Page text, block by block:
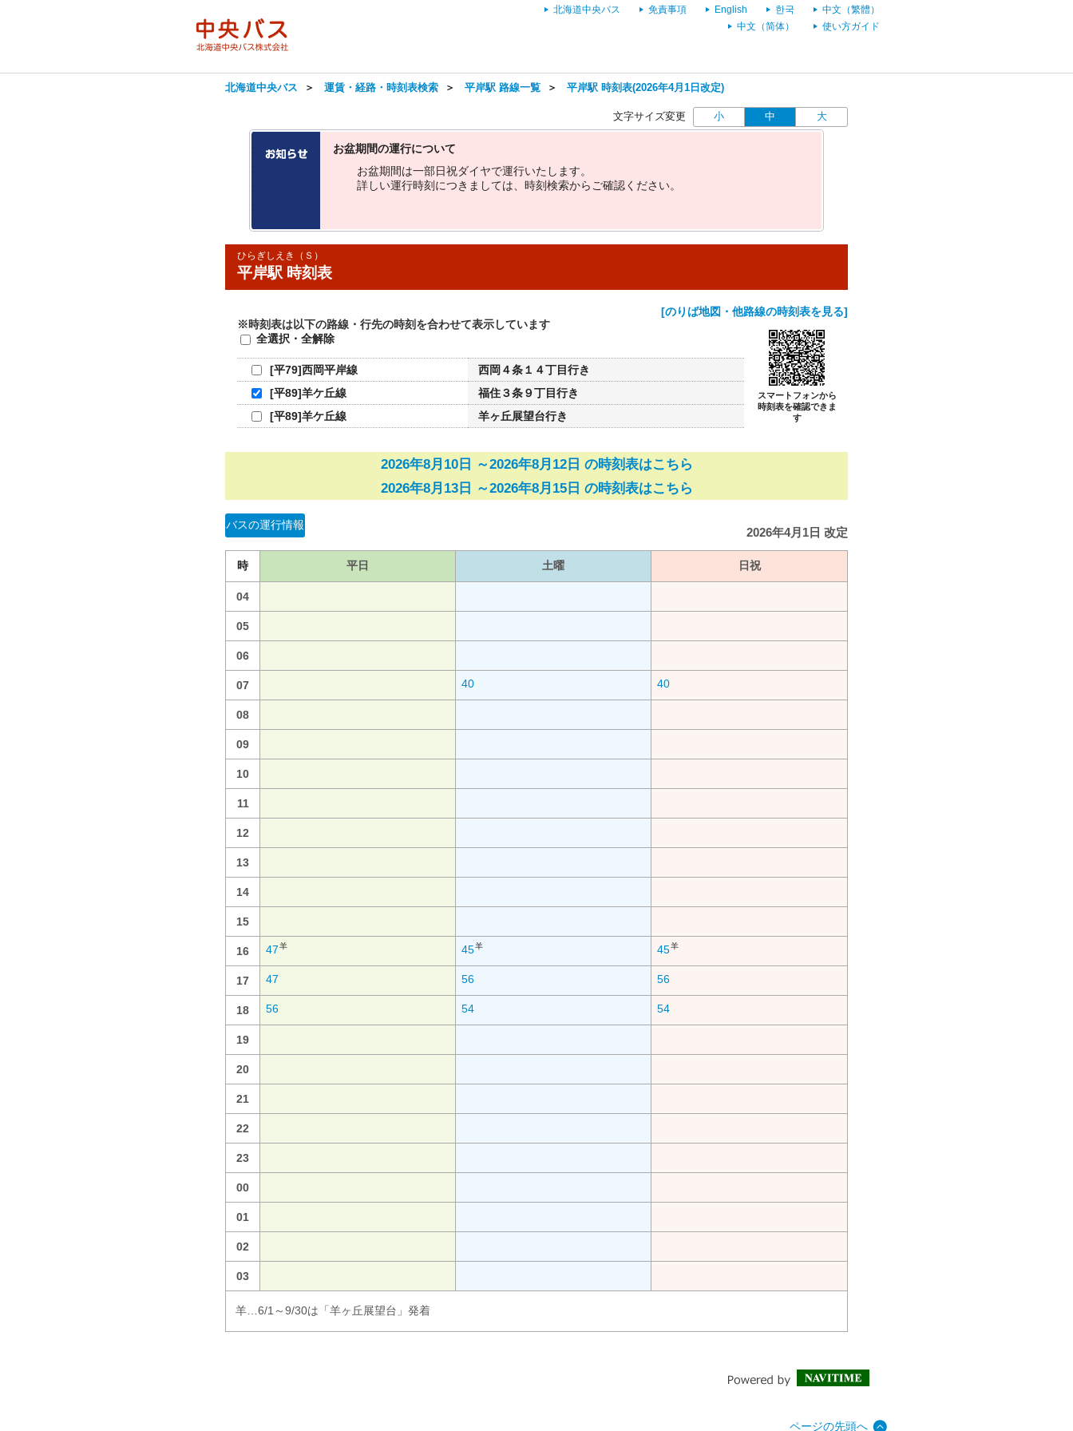
北海道中央バス 免責事項 English 한국
中文（繁體）
中文（简体）
使い方ガイド
北海道中央バス ＞ 運賃・経路・時刻表検索 ＞ 平岸駅 路線一覧 ＞ 平岸駅 時刻表(2026年4月1日改定)
文字サイズ変更 小 中 大
お盆期間の運行について
お盆期間は一部日祝ダイヤで運行いた し ます。
詳しい運行時刻 につき ま しては 時刻検索から ご確認く ださ い。
ひらぎしえき（Ｓ）
平岸駅 時刻表
[のりば地図・他路線の時刻表を見る]
※時刻表は以下の路線・行先の時刻を合わせて表示しています
全選択・全解除
[平79]西岡平岸線
西岡４条１４丁目行き
[平89]羊ケ丘線
福住３条９丁目行き
[平89]羊ケ丘線
羊ヶ丘展望台行き
スマートフォンから
時刻表を確認できま
す
2026年8月10日 ～2026年8月12日 の時刻表はこちら
2026年8月13日 ～2026年8月15日 の時刻表はこちら
バスの運行情報
2026年4月1日 改定
時 平日 土曜 日祝
04
05
06
07 40 40
08
09
10
11
12
13
14
15
16 47羊 45羊 45羊
17 47 56 56
18 56 54 54
19
20
21
22
23
00
01
02
03
羊…6/1～9/30は「羊ヶ丘展望台」発着
ページの先頭へ